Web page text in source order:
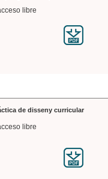
libre
de disseny curricular
libre